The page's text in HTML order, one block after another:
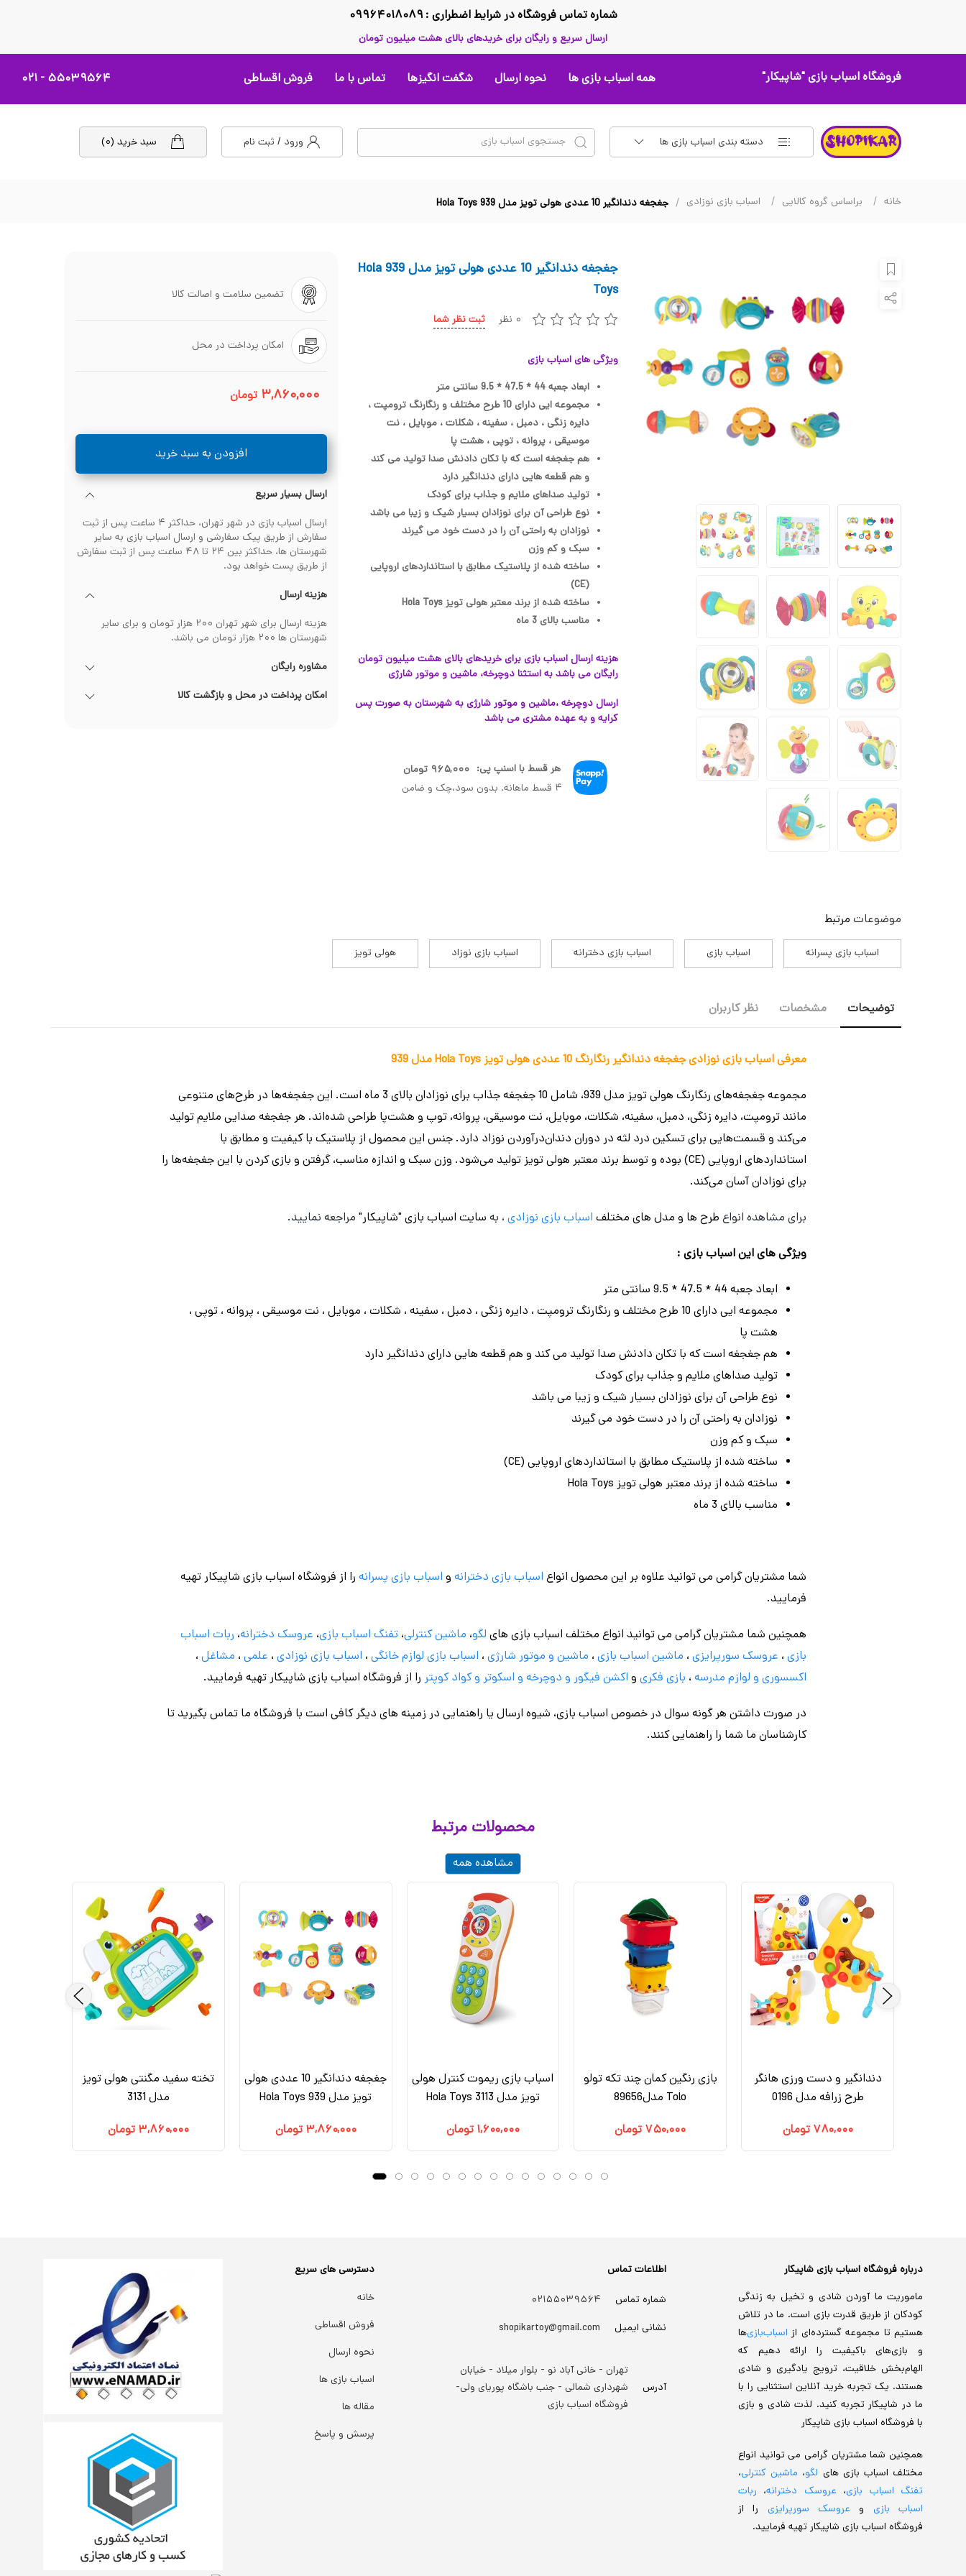
شماره تماس فروشگاه در شرایط اضطراری : ۰۹۹۶۴۰۱۸۰۸۹
ارسال سریع و رایگان برای خریدهای بالای هشت میلیون تومان
فروشگاه اسباب بازی"شاپیکار" همه اسباب بازی ها نحوه ارسال شگفت انگیزها تماس با ما فروش اقساطی ۵۵۰۳۹۵۶۴ - ۰۲۱
دسته بندی اسباب بازی ها ورود / ثبت نام سبد خرید (۰)
خانه براساس گروه کالایی اسباب بازی نوزادی جغجغه دندانگیر 10 عددی هولی تویز مدل 939 Hola Toys
جغجغه دندانگیر 10 عددی هولی تویز مدل 939 Hola
Toys
۰ نظر ثبت نظر شما
ویژگی های اسباب بازی
ابعاد جعبه 44 * 47.5 * 9.5 سانتی متر
مجموعه ایی دارای 10 طرح مختلف و رنگارنگ ترومپت ،
دایره زنگی ، دمبل ، سفینه ، شکلات ، موبایل ، نت
موسیقی ، پروانه ، توپی ، هشت پا
هم جغجغه است که با تکان دادنش صدا تولید می کند
و هم قطعه هایی دارای دندانگیر دارد
تولید صداهای ملایم و جذاب برای کودک
نوع طراحی آن برای نوزادان بسیار شیک و زیبا می باشد
نوزادان به راحتی آن را در دست خود می گیرند
سبک و کم وزن
ساخته شده از پلاستیک مطابق با استانداردهای اروپایی
(CE)
ساخته شده از برند معتبر هولی تویز Hola Toys
مناسب بالای 3 ماه
هزینه ارسال اسباب بازی برای خریدهای بالای هشت میلیون تومان
رایگان می باشد به استثنا دوچرخه، ماشین و موتور شارژی
ارسال دوچرخه ،ماشین و موتور شارژی به شهرستان به صورت پس
کرایه و به عهده مشتری می باشد
هر قسط با اسنپ پی: ۹۶۵,۰۰۰ تومان
۴ قسط ماهانه. بدون سود،چک و ضامن
تضمین سلامت و اصالت کالا
امکان پرداخت در محل
۳,۸۶۰,۰۰۰ تومان
افزودن به سبد خرید
ارسال بسیار سریع
ارسال اسباب بازی در شهر تهران، حداکثر ۴ ساعت پس از ثبت
سفارش از طریق پیک سفارشی و ارسال اسباب بازی به سایر
شهرستان ها، حداکثر بین ۲۴ تا ۴۸ ساعت پس از ثبت سفارش
از طریق پست خواهد بود.
هزینه ارسال
هزینه ارسال برای شهر تهران ۲۰۰ هزار تومان و برای سایر
شهرستان ها ۲۰۰ هزار تومان می باشد.
مشاوره رایگان
امکان پرداخت در محل و بازگشت کالا
موضوعات مرتبط
اسباب بازی پسرانه اسباب بازی اسباب بازی دخترانه اسباب بازی نوزاد هولی تویز
توضیحات مشخصات نظر کاربران
معرفی اسباب بازی نوزادی جغجغه دندانگیر رنگارنگ 10 عددی هولی تویز Hola Toys مدل 939
مجموعه جغجغه‌های رنگارنگ هولی تویز مدل 939، شامل 10 جغجغه جذاب برای نوزادان بالای 3 ماه است. این جغجغه‌ها در طرح‌های متنوعی
مانند ترومپت، دایره زنگی، دمبل، سفینه، شکلات، موبایل، نت موسیقی، پروانه، توپ و هشت‌پا طراحی شده‌اند. هر جغجغه صدایی ملایم تولید
می‌کند و قسمت‌هایی برای تسکین درد لثه در دوران دندان‌درآوردن نوزاد دارد. جنس این محصول از پلاستیک با کیفیت و مطابق با
استانداردهای اروپایی (CE) بوده و توسط برند معتبر هولی تویز تولید می‌شود. وزن سبک و اندازه مناسب، گرفتن و بازی کردن با این جغجغه‌ها را
برای نوزادان آسان می‌کند.
برای مشاهده انواع طرح ها و مدل های مختلف اسباب بازی نوزادی ، به سایت اسباب بازی "شاپیکار" مراجعه نمایید.
ویژگی های این اسباب بازی :
ابعاد جعبه 44 * 47.5 * 9.5 سانتی متر
مجموعه ایی دارای 10 طرح مختلف و رنگارنگ ترومپت ، دایره زنگی ، دمبل ، سفینه ، شکلات ، موبایل ، نت موسیقی ، پروانه ، توپی ،
هشت پا
هم جغجغه است که با تکان دادنش صدا تولید می کند و هم قطعه هایی دارای دندانگیر دارد
تولید صداهای ملایم و جذاب برای کودک
نوع طراحی آن برای نوزادان بسیار شیک و زیبا می باشد
نوزادان به راحتی آن را در دست خود می گیرند
سبک و کم وزن
ساخته شده از پلاستیک مطابق با استانداردهای اروپایی (CE)
ساخته شده از برند معتبر هولی تویز Hola Toys
مناسب بالای 3 ماه
شما مشتریان گرامی می توانید علاوه بر این محصول انواع اسباب بازی دخترانه و اسباب بازی پسرانه را از فروشگاه اسباب بازی شاپیکار تهیه
فرمایید.
همچنین شما مشتریان گرامی می توانید انواع مختلف اسباب بازی های لگو، ماشین کنترلی، تفنگ اسباب بازی، عروسک دخترانه، ربات اسباب
بازی ، عروسک سورپرایزی ، ماشین اسباب بازی ، ماشین و موتور شارژی ، اسباب بازی لوازم خانگی ، اسباب بازی نوزادی ، علمی ، مشاغل ،
اکسسوری و لوازم مدرسه ، بازی فکری و اکشن فیگور و دوچرخه و اسکوتر و کواد کوپتر را از فروشگاه اسباب بازی شاپیکار تهیه فرمایید.
در صورت داشتن هر گونه سوال در خصوص اسباب بازی، شیوه ارسال یا راهنمایی در زمینه های دیگر کافی است با فروشگاه ما تماس بگیرید تا
کارشناسان ما شما را راهنمایی کنند.
محصولات مرتبط
مشاهده همه
تخته سفید مگنتی هولی تویز
مدل 3131
۳,۸۶۰,۰۰۰ تومان
جغجغه دندانگیر 10 عددی هولی
تویز مدل 939 Hola Toys
۳,۸۶۰,۰۰۰ تومان
اسباب بازی ریموت کنترل هولی
تویز مدل 3113 Hola Toys
۱,۶۰۰,۰۰۰ تومان
بازی رنگین کمان چند تکه تولو
Tolo مدل89656
۷۵۰,۰۰۰تومان
دندانگیر و دست ورزی هانگر
طرح زرافه مدل 0196
۷۸۰,۰۰۰ تومان
درباره فروشگاه اسباب بازی شاپیکار
ماموریت ما آوردن شادی و تخیل به زندگی
کودکان از طریق قدرت بازی است. ما در تلاش
هستیم تا مجموعه گسترده‌ای از اسباب‌بازی‌ها
و بازی‌های باکیفیت را ارائه دهیم که
الهام‌بخش خلاقیت، ترویج یادگیری و شادی
هستند. یک تجربه خرید آنلاین استثنایی را با
ما در شاپیکار تجربه کنید. لذت شادی و بازی
با فروشگاه اسباب بازی شاپیکار
همچنین شما مشتریان گرامی می توانید انواع
مختلف اسباب بازی های لگو، ماشین کنترلی،
تفنگ اسباب بازی، عروسک دخترانه، ربات
اسباب بازی و عروسک سورپرایزی را از
فروشگاه اسباب بازی شاپیکار تهیه فرمایید.
اطلاعات تماس
شماره تماس
۰۲۱۵۵۰۳۹۵۶۴
نشانی ایمیل
shopikartoy@gmail.com
آدرس
تهران - خانی آباد نو - بلوار میلاد - خیابان
شهرداری شمالی - جنب باشگاه پوریای ولی-
فروشگاه اسباب بازی
دسترسی های سریع
خانه
فروش اقساطی
نحوه ارسال
اسباب بازی ها
مقاله ها
پرسش و پاسخ